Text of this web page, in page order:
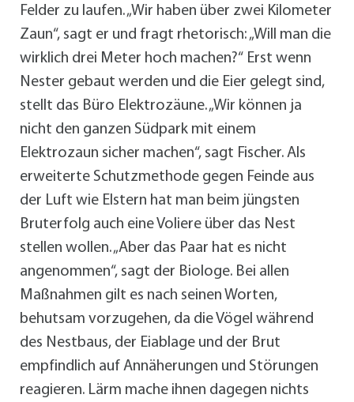
Felder zu laufen. „Wir haben über zwei Kilometer
Zaun“, sagt er und fragt rhetorisch: „Will man die
wirklich drei Meter hoch machen?“ Erst wenn
Nester gebaut werden und die Eier gelegt sind,
stellt das Büro Elektrozäune. „Wir können ja
nicht den ganzen Südpark mit einem
Elektrozaun sicher machen“, sagt Fischer. Als
erweiterte Schutzmethode gegen Feinde aus
der Luft wie Elstern hat man beim jüngsten
Bruterfolg auch eine Voliere über das Nest
stellen wollen. „Aber das Paar hat es nicht
angenommen“, sagt der Biologe. Bei allen
Maßnahmen gilt es nach seinen Worten,
behutsam vorzugehen, da die Vögel während
des Nestbaus, der Eiablage und der Brut
empfindlich auf Annäherungen und Störungen
reagieren. Lärm mache ihnen dagegen nichts